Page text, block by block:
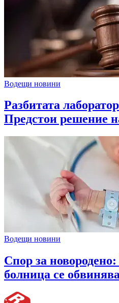
Водещи новини
Разбитата
Предстои решение
Водещи новини
Спор за
болница се